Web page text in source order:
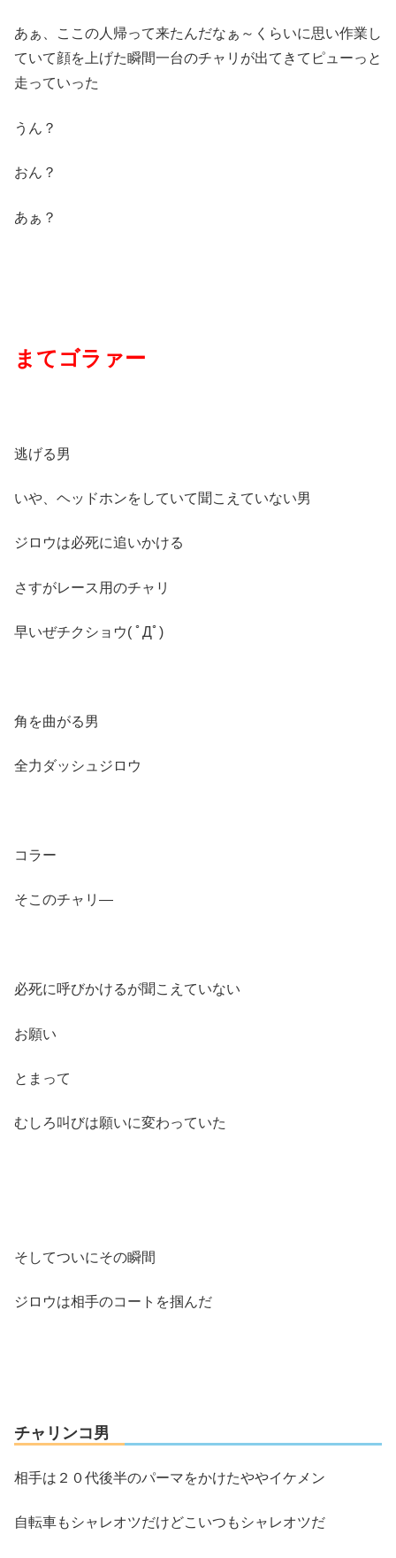
あぁ、ここの人帰って来たんだなぁ～くらいに思い作業し
ていて顔を上げた瞬間一台のチャリが出てきてピューっと
走っていった
うん？
おん？
あぁ？
まてゴラァー
逃げる男
いや、ヘッドホンをしていて聞こえていない男
ジロウは必死に追いかける
さすがレース用のチャリ
早いぜチクショウ( ﾟДﾟ)
角を曲がる男
全力ダッシュジロウ
コラー
そこのチャリ―
必死に呼びかけるが聞こえていない
お願い
とまって
むしろ叫びは願いに変わっていた
そしてついにその瞬間
ジロウは相手のコートを掴んだ
チャリンコ男
相手は２０代後半のパーマをかけたややイケメン
自転車もシャレオツだけどこいつもシャレオツだ